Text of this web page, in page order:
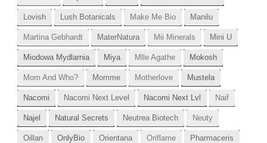
Lovish Lush Botanicals Make Me Bio Manilu
Martina Gebhardt MaterNatura Mii Minerals Mini U
Miodowa Mydlarnia Miya Mlle Agathe Mokosh
Mom And Who? Momme Motherlove Mustela
Nacomi Nacomi Next Level Nacomi Next Lvl Naif
Najel Natural Secrets Neutrea Biotech Neuty
Oillan OnlyBio Orientana Oriflame Pharmaceris